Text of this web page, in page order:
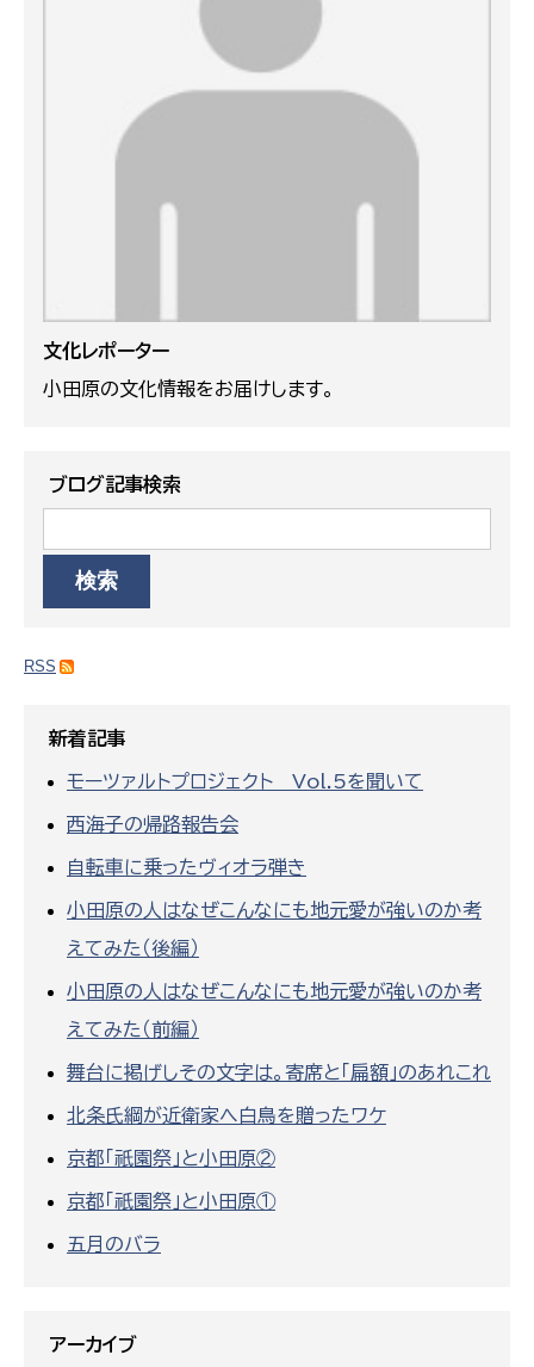
文化レポーター
小田原の文化情報をお届けします。
ブログ記事検索
RSS
新着記事
モーツァルトプロジェクト Vol.5を聞いて
西海子の帰路報告会
自転車に乗ったヴィオラ弾き
小田原の人はなぜこんなにも地元愛が強いのか考
えてみた（後編）
小田原の人はなぜこんなにも地元愛が強いのか考
えてみた（前編）
舞台に掲げしその文字は。寄席と「扁額」のあれこれ
北条氏綱が近衛家へ白鳥を贈ったワケ
京都「祇園祭」と小田原②
京都「祇園祭」と小田原①
五月のバラ
アーカイブ